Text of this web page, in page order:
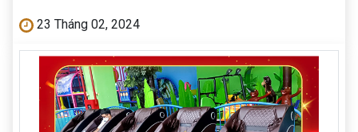
23 Tháng 02, 2024